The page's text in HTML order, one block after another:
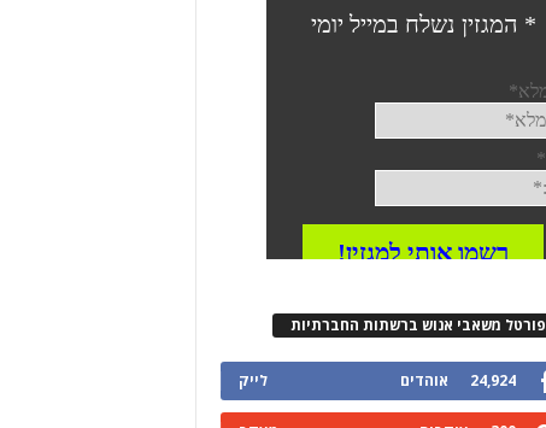
פורטל משאבי אנוש ברשתות החברתיות
24,924 אוהדים לייק